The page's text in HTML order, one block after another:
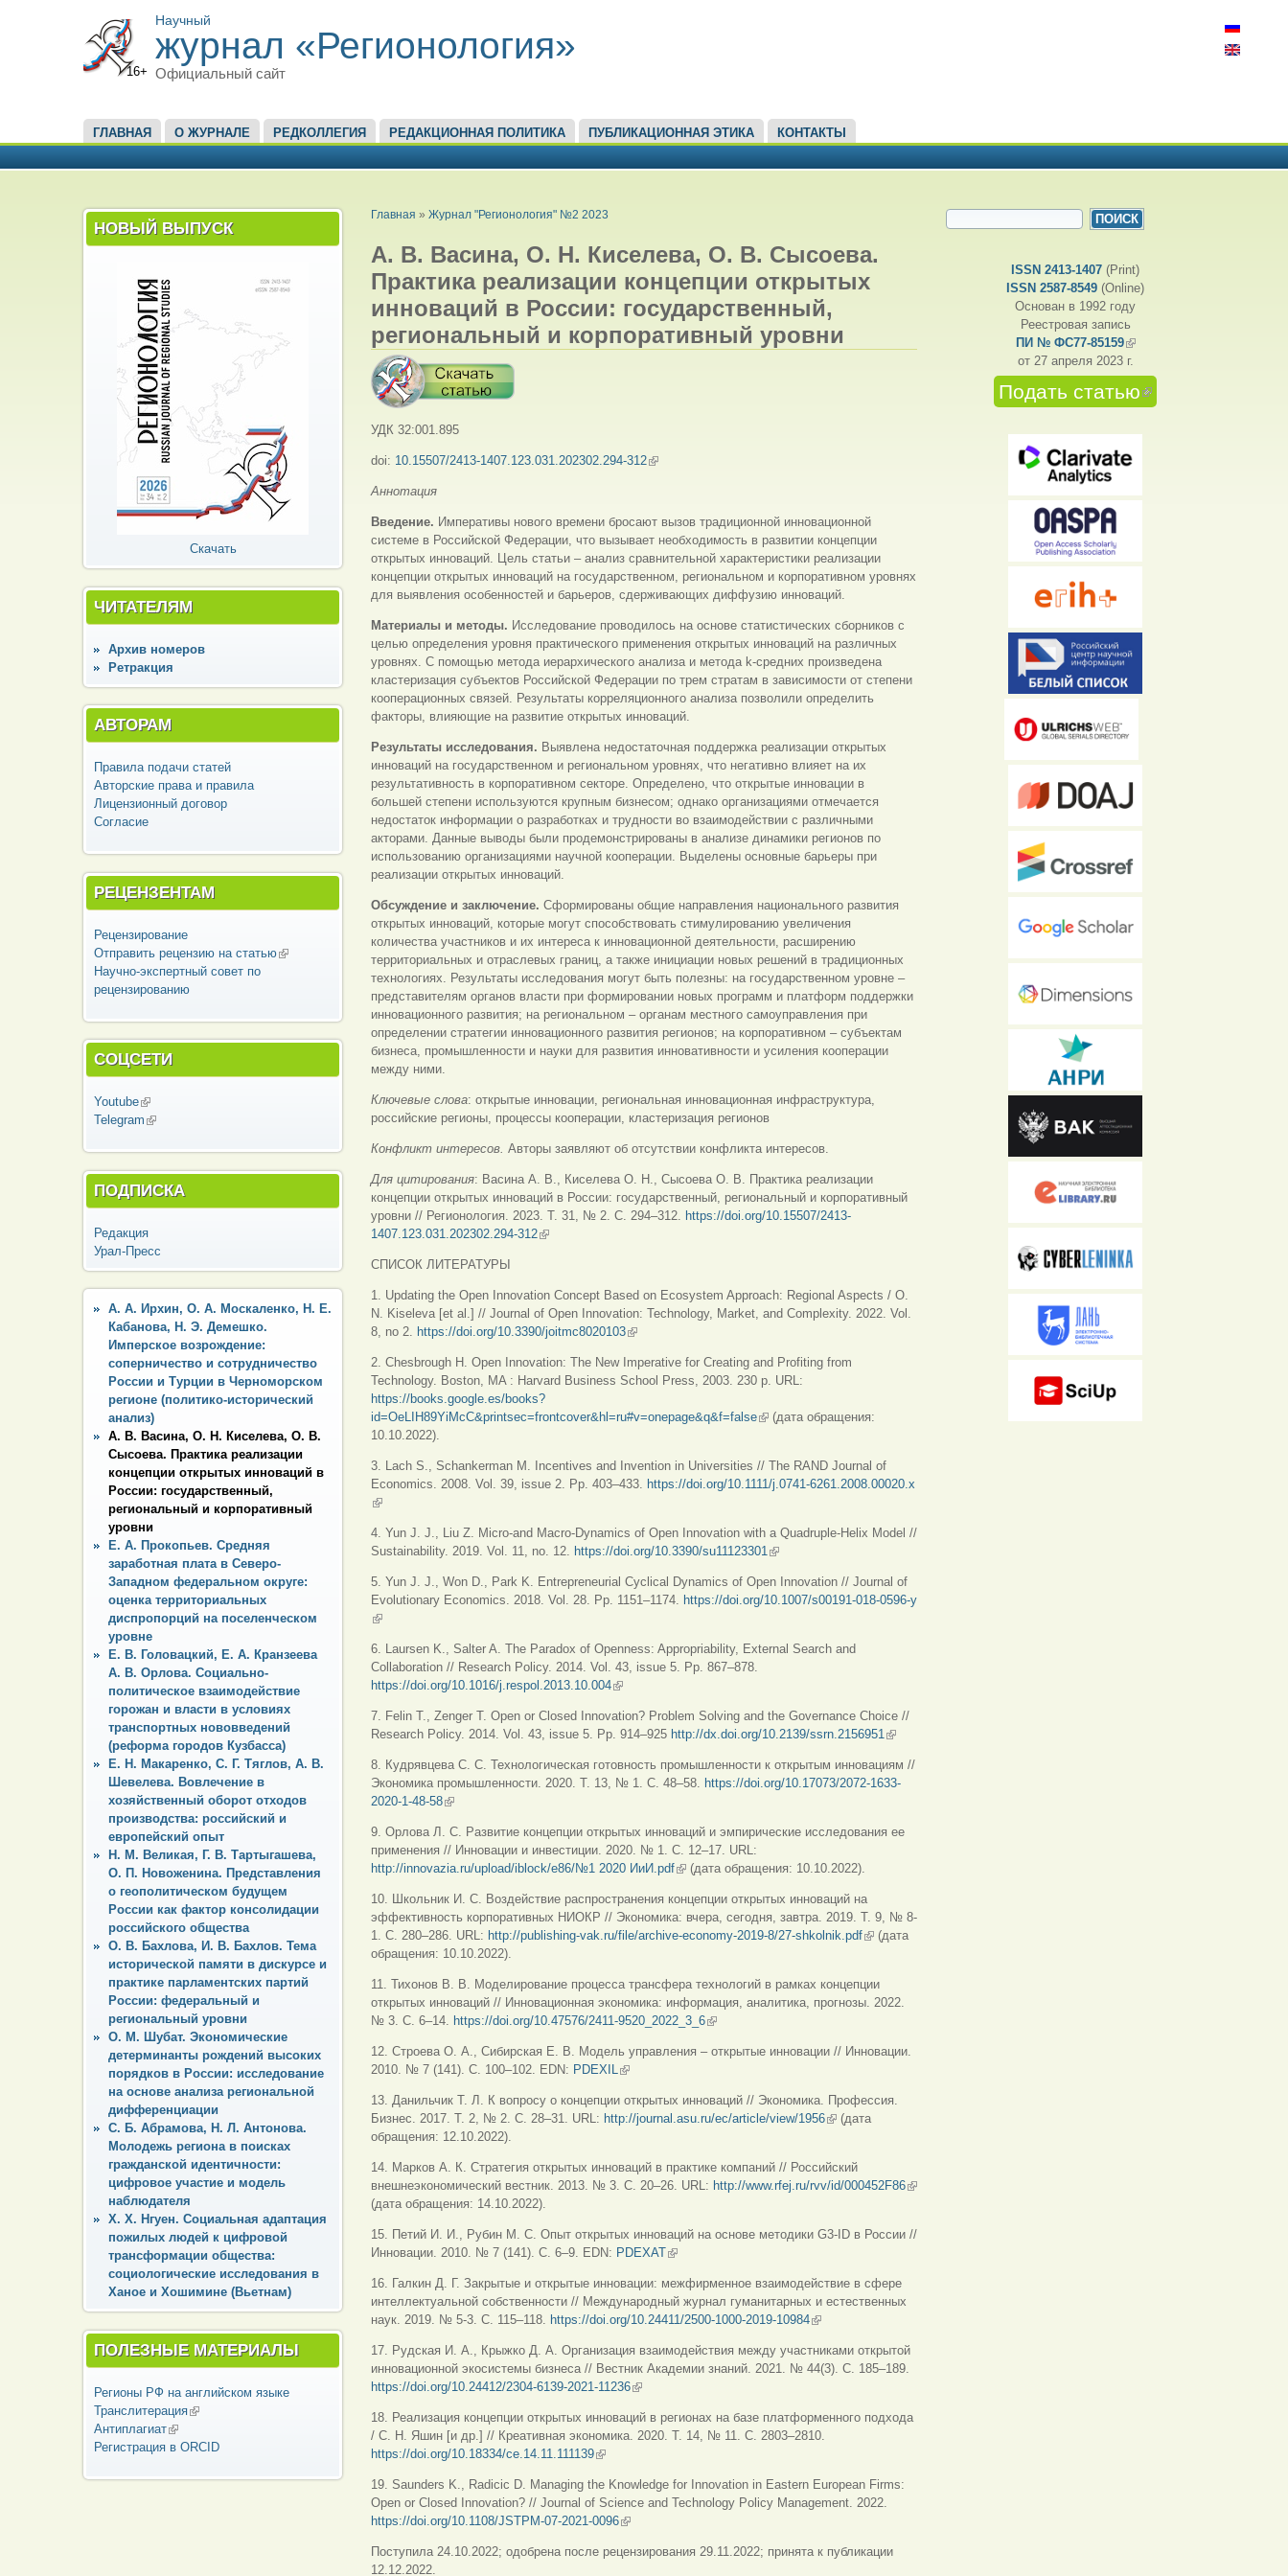
16+
Научный
журнал «Регионология»
Официальный сайт
ГЛАВНОЕ МЕНЮ
ГЛАВНАЯ О ЖУРНАЛЕ РЕДКОЛЛЕГИЯ РЕДАКЦИОННАЯ ПОЛИТИКА ПУБЛИКАЦИОННАЯ ЭТИКА КОНТАКТЫ
НОВЫЙ ВЫПУСК
Скачать
ЧИТАТЕЛЯМ
Архив номеров
Ретракция
АВТОРАМ
Правила подачи статей
Авторские права и правила
Лицензионный договор
Согласие
РЕЦЕНЗЕНТАМ
Рецензирование
Отправить рецензию на статью(внешняя
Научно-экспертный совет по
рецензированию
СОЦСЕТИ
Youtube(внешняя ссылка)
Telegram (внешняя ссылка)
ПОДПИСКА
Редакция
Урал-Пресс
А. А. Ирхин, О. А. Москаленко, Н. Е.
Кабанова, Н. Э. Демешко.
Имперское возрождение:
соперничество и сотрудничество
России и Турции в Черноморском
регионе (политико-исторический
анализ)
А. В. Васина, О. Н. Киселева, О. В.
Сысоева. Практика реализации
концепции открытых инноваций в
России: государственный,
региональный и корпоративный
уровни
Е. А. Прокопьев. Средняя
заработная плата в Северо-
Западном федеральном округе:
оценка территориальных
диспропорций на поселенческом
уровне
Е. В. Головацкий, Е. А. Кранзеева
А. В. Орлова. Социально-
политическое взаимодействие
горожан и власти в условиях
транспортных нововведений
(реформа городов Кузбасса)
Е. Н. Макаренко, С. Г. Тяглов, А. В.
Шевелева. Вовлечение в
хозяйственный оборот отходов
производства: российский и
европейский опыт
Н. М. Великая, Г. В. Тартыгашева,
О. П. Новоженина. Представления
о геополитическом будущем
России как фактор консолидации
российского общества
О. В. Бахлова, И. В. Бахлов. Тема
исторической памяти в дискурсе и
практике парламентских партий
России: федеральный и
региональный уровни
О. М. Шубат. Экономические
детерминанты рождений высоких
порядков в России: исследование
на основе анализа региональной
дифференциации
С. Б. Абрамова, Н. Л. Антонова.
Молодежь региона в поисках
гражданской идентичности:
цифровое участие и модель
наблюдателя
Х. Х. Нгуен. Социальная адаптация
пожилых людей к цифровой
трансформации общества:
социологические исследования в
Ханое и Хошимине (Вьетнам)
ПОЛЕЗНЫЕ МАТЕРИАЛЫ
Регионы РФ на английском языке
Транслитерация(внешняя ссылка)
Антиплагиат(внешняя ссылка)
Регистрация в ORCID
ВЫ ЗДЕСЬ
Главная » Журнал "Регионология" №2 2023
А. В. Васина, О. Н. Киселева, О. В. Сысоева.
Практика реализации концепции открытых
инноваций в России: государственный,
региональный и корпоративный уровни
УДК 32:001.895
doi: 10.15507/2413-1407.123.031.202302.294-312(внешняя ссылка)
Аннотация
Введение. Императивы нового времени бросают вызов традиционной инновационной
системе в Российской Федерации, что вызывает необходимость в развитии концепции
открытых инноваций. Цель статьи ­– анализ сравнительной характеристики реализации
концепции открытых инноваций на государственном, региональном и корпоративном уровнях
для выявления особенностей и барьеров, сдерживающих диффузию инноваций.
Материалы и методы. Исследование проводилось на основе статистических сборников с
целью определения уровня практического применения открытых инноваций на различных
уровнях. С помощью метода иерархического анализа и метода k-средних произведена
кластеризация субъектов Российской Федерации по трем стратам в зависимости от степени
кооперационных связей. Результаты корреляционного анализа позволили определить
факторы, влияющие на развитие открытых инноваций.
Результаты исследования. Выявлена недостаточная поддержка реализации открытых
инноваций на государственном и региональном уровнях, что негативно влияет на их
результативность в корпоративном секторе. Определено, что открытые инновации в
большей степени используются крупным бизнесом; однако организациями отмечается
недостаток информации о разработках и трудности во взаимодействии с различными
акторами. Данные выводы были продемонстрированы в анализе динамики регионов по
использованию организациями научной кооперации. Выделены основные барьеры при
реализации открытых инноваций.
Обсуждение и заключение. Сформированы общие направления национального развития
открытых инноваций, которые могут способствовать стимулированию увеличения
количества участников и их интереса к инновационной деятельности, расширению
территориальных и отраслевых границ, а также инициации новых решений в традиционных
технологиях. Результаты исследования могут быть полезны: на государственном уровне –
представителям органов власти при формировании новых программ и платформ поддержки
инновационного развития; на региональном – органам местного самоуправления при
определении стратегии инновационного развития регионов; на корпоративном – субъектам
бизнеса, промышленности и науки для развития инновативности и усиления кооперации
между ними.
Ключевые слова: открытые инновации, региональная инновационная инфраструктура,
российские регионы, процессы кооперации, кластеризация регионов
Конфликт интересов. Авторы заявляют об отсутствии конфликта интересов.
Для цитирования: Васина А. В., Киселева О. Н., Сысоева О. В. Практика реализации
концепции открытых инноваций в России: государственный, региональный и корпоративный
уровни // Регионология. 2023. Т. 31, № 2. С. 294–312. https://doi.org/10.15507/2413-
1407.123.031.202302.294-312(внешняя ссылка)
СПИСОК ЛИТЕРАТУРЫ
1. Updating the Open Innovation Concept Based on Ecosystem Approach: Regional Aspects / O.
N. Kiseleva [et al.] // Journal of Open Innovation: Technology, Market, and Complexity. 2022. Vol.
8, no 2. https://doi.org/10.3390/joitmc8020103(внешняя ссылка)
2. Chesbrough H. Open Innovation: The New Imperative for Creating and Profiting from
Technology. Boston, MA : Harvard Business School Press, 2003. 230 p. URL:
https://books.google.es/books?
id=OeLIH89YiMcC&printsec=frontcover&hl=ru#v=onepage&q&f=false(внешняя ссылка)
(дата обращения:
10.10.2022).
3. Lach S., Schankerman M. Incentives and Invention in Universities // The RAND Journal of
Economics. 2008. Vol. 39, issue 2. Pp. 403–433. https://doi.org/10.1111/j.0741-6261.2008.00020.x
(внешняя ссылка)
4. Yun J. J., Liu Z. Micro-and Macro-Dynamics of Open Innovation with a Quadruple-Helix Model //
Sustainability. 2019. Vol. 11, no. 12. https://doi.org/10.3390/su11123301(внешняя ссылка)
5. Yun J. J., Won D., Park K. Entrepreneurial Cyclical Dynamics of Open Innovation // Journal of
Evolutionary Economics. 2018. Vol. 28. Pp. 1151–1174. https://doi.org/10.1007/s00191-018-0596-y
(внешняя ссылка)
6. Laursen K., Salter A. The Paradox of Openness: Appropriability, External Search and
Collaboration // Research Policy. 2014. Vol. 43, issue 5. Pp. 867–878.
https://doi.org/10.1016/j.respol.2013.10.004(внешняя ссылка)
7. Felin T., Zenger T. Open or Closed Innovation? Problem Solving and the Governance Choice //
Research Policy. 2014. Vol. 43, issue 5. Pp. 914–925 http://dx.doi.org/10.2139/ssrn.2156951(внешняя ссылка)
8. Кудрявцева С. С. Технологическая готовность промышленности к открытым инновациям //
Экономика промышленности. 2020. Т. 13, № 1. С. 48–58. https://doi.org/10.17073/2072-1633-
2020-1-48-58(внешняя ссылка)
9. Орлова Л. С. Развитие концепции открытых инноваций и эмпирические исследования ее
применения // Инновации и инвестиции. 2020. № 1. С. 12–17. URL:
http://innovazia.ru/upload/iblock/e86/№1 2020 ИиИ.pdf(внешняя ссылка)
(дата обращения: 10.10.2022).
10. Школьник И. С. Воздействие распространения концепции открытых инноваций на
эффективность корпоративных НИОКР // Экономика: вчера, сегодня, завтра. 2019. Т. 9, № 8-
1. С. 280–286. URL: http://publishing-vak.ru/file/archive-economy-2019-8/27-shkolnik.pdf(внешняя ссылка)
(дата
обращения: 10.10.2022).
11. Тихонов В. В. Моделирование процесса трансфера технологий в рамках концепции
открытых инноваций // Инновационная экономика: информация, аналитика, прогнозы. 2022.
№ 3. С. 6–14. https://doi.org/10.47576/2411-9520_2022_3_6(внешняя ссылка)
12. Строева О. А., Сибирская Е. В. Модель управления – открытые инновации // Инновации.
2010. № 7 (141). С. 100–102. EDN: PDEXIL(внешняя ссылка)
13. Данильчик Т. Л. К вопросу о концепции открытых инноваций // Экономика. Профессия.
Бизнес. 2017. Т. 2, № 2. С. 28–31. URL: http://journal.asu.ru/ec/article/view/1956(внешняя ссылка)
(дата
обращения: 12.10.2022).
14. Марков А. К. Стратегия открытых инноваций в практике компаний // Российский
внешнеэкономический вестник. 2013. № 3. С. 20–26. URL: http://www.rfej.ru/rvv/id/000452F86(внешняя ссылка)
(дата обращения: 14.10.2022).
15. Петий И. И., Рубин М. С. Опыт открытых инноваций на основе методики G3-ID в России //
Инновации. 2010. № 7 (141). С. 6–9. EDN: PDEXAT(внешняя ссылка)
16. Галкин Д. Г. Закрытые и открытые инновации: межфирменное взаимодействие в сфере
интеллектуальной собственности // Международный журнал гуманитарных и естественных
наук. 2019. № 5-3. С. 115–118. https://doi.org/10.24411/2500-1000-2019-10984(внешняя ссылка)
17. Рудская И. А., Крыжко Д. А. Организация взаимодействия между участниками открытой
инновационной экосистемы бизнеса // Вестник Академии знаний. 2021. № 44(3). С. 185–189.
https://doi.org/10.24412/2304-6139-2021-11236(внешняя ссылка)
18. Реализация концепции открытых инноваций в регионах на базе платформенного подхода
/ С. Н. Яшин [и др.] // Креативная экономика. 2020. Т. 14, № 11. С. 2803–2810.
https://doi.org/10.18334/ce.14.11.111139(внешняя ссылка)
19. Saunders K., Radicic D. Managing the Knowledge for Innovation in Eastern European Firms:
Open or Closed Innovation? // Journal of Science and Technology Policy Management. 2022.
https://doi.org/10.1108/JSTPM-07-2021-0096(внешняя ссылка)
Поступила 24.10.2022; одобрена после рецензирования 29.11.2022; принята к публикации
12.12.2022.
ФОРМА ПОИСКА
ISSN 2413-1407 (Print)
ISSN 2587-8549 (Online)
Основан в 1992 году
Реестровая запись
ПИ № ФС77-85159(внешняя ссылка)
от 27 апреля 2023 г.
Подать статью